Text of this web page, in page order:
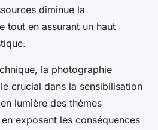
diminue la
tout en assurant un haut
la photographie
crucial dans la sensibilisation
lumière des thèmes
exposant les conséquences